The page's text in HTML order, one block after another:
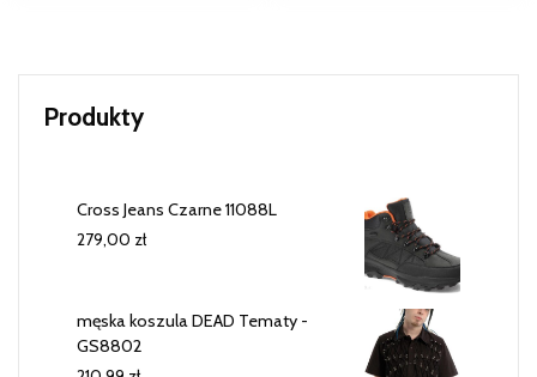
Produkty
Cross Jeans Czarne 11088L
279,00 zł
męska koszula DEAD Tematy -
GS8802